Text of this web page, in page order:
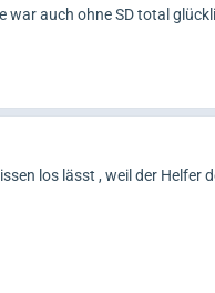
auch ohne SD total
los lässt , weil der Helfer